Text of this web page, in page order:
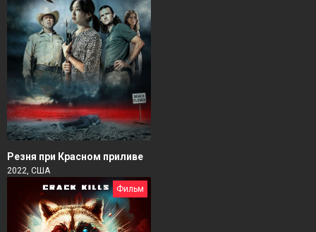
Резня при Красном приливе
2022, США
Фильм